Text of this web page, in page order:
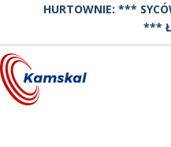
HURTOWNIE: ***
***